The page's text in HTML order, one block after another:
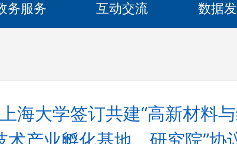
务服务 互动交流 数据
海大学签订共建“高新材料